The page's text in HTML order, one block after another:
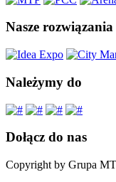
Nasze rozwiązania
Należymy do
Dołącz do nas
Copyright by Grupa